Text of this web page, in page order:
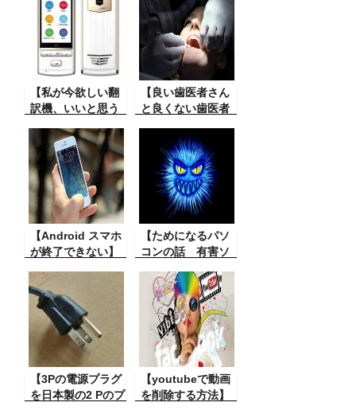
【私が今欲しい翻
訳機、いいと思う
近は各社から色々
な翻訳機が発売さ
れています。今ま
でにもポケトーク
とか他の機種も使
ってみましたが、
相当便利と思われ
るこの機種が欲し
す。しかし！
【良い歯医者さん
と良くない歯医者
トルをつけると歯
医者さんからクレ
ームが付きそうで
すが、でも本当に
ためになる話。
【Android スマホ
が終了できない】
フォンの場合で
す。いろいろ不具
合ができてスマホ
を電源を切ろうと
したが切れない？
そのトラブル対
策。
【ためになるパソ
コンの話 有害ソ
ンはインターネッ
トに繋がっている
とウイルスとかマ
ルウェアなどの被
害に遭うことがあ
ります。それをち
ょっと簡単にチェ
ック、削除する方
【3Pの電源プラグ
を日本製の2 Pのプ
【youtubeで動画
を削除する方法】